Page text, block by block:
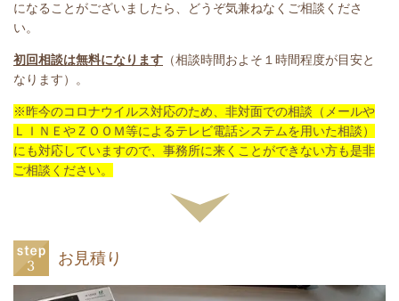
になることがございましたら、どうぞ気兼ねなくご相談くださ
い。
初回相談は無料になります （相談時間およそ１時間程度が目安と
なります）。
※昨今のコロナウイルス対応のため、非対面での相談（メールや
ＬＩＮＥやＺＯＯＭ等によるテレビ電話システムを用いた相談）
にも対応していますので、事務所に来くことができない方も是非
ご相談ください。
お見積り